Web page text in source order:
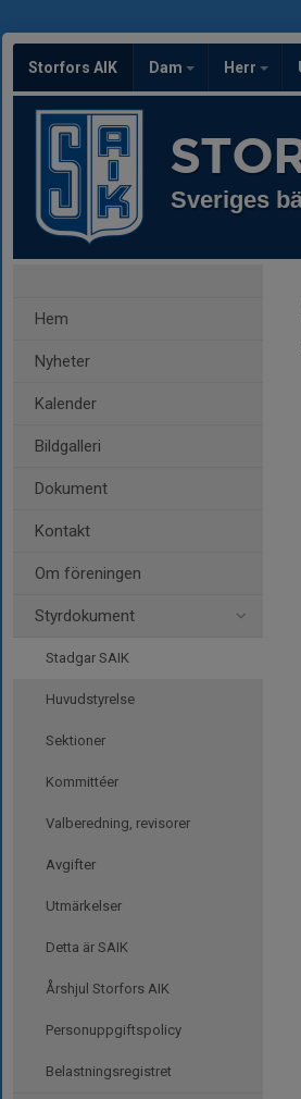
Storfors AIK Dam Herr
Sveriges
Hem
Nyheter
Kalender
Bildgalleri
Dokument
Kontakt
Om föreningen
Styrdokument
Stadgar SAIK
Huvudstyrelse
Sektioner
Kommittéer
Valberedning, revisorer
Avgifter
Utmärkelser
Detta är SAIK
Årshjul Storfors AIK
Personuppgiftspolicy
Belastningsregistret